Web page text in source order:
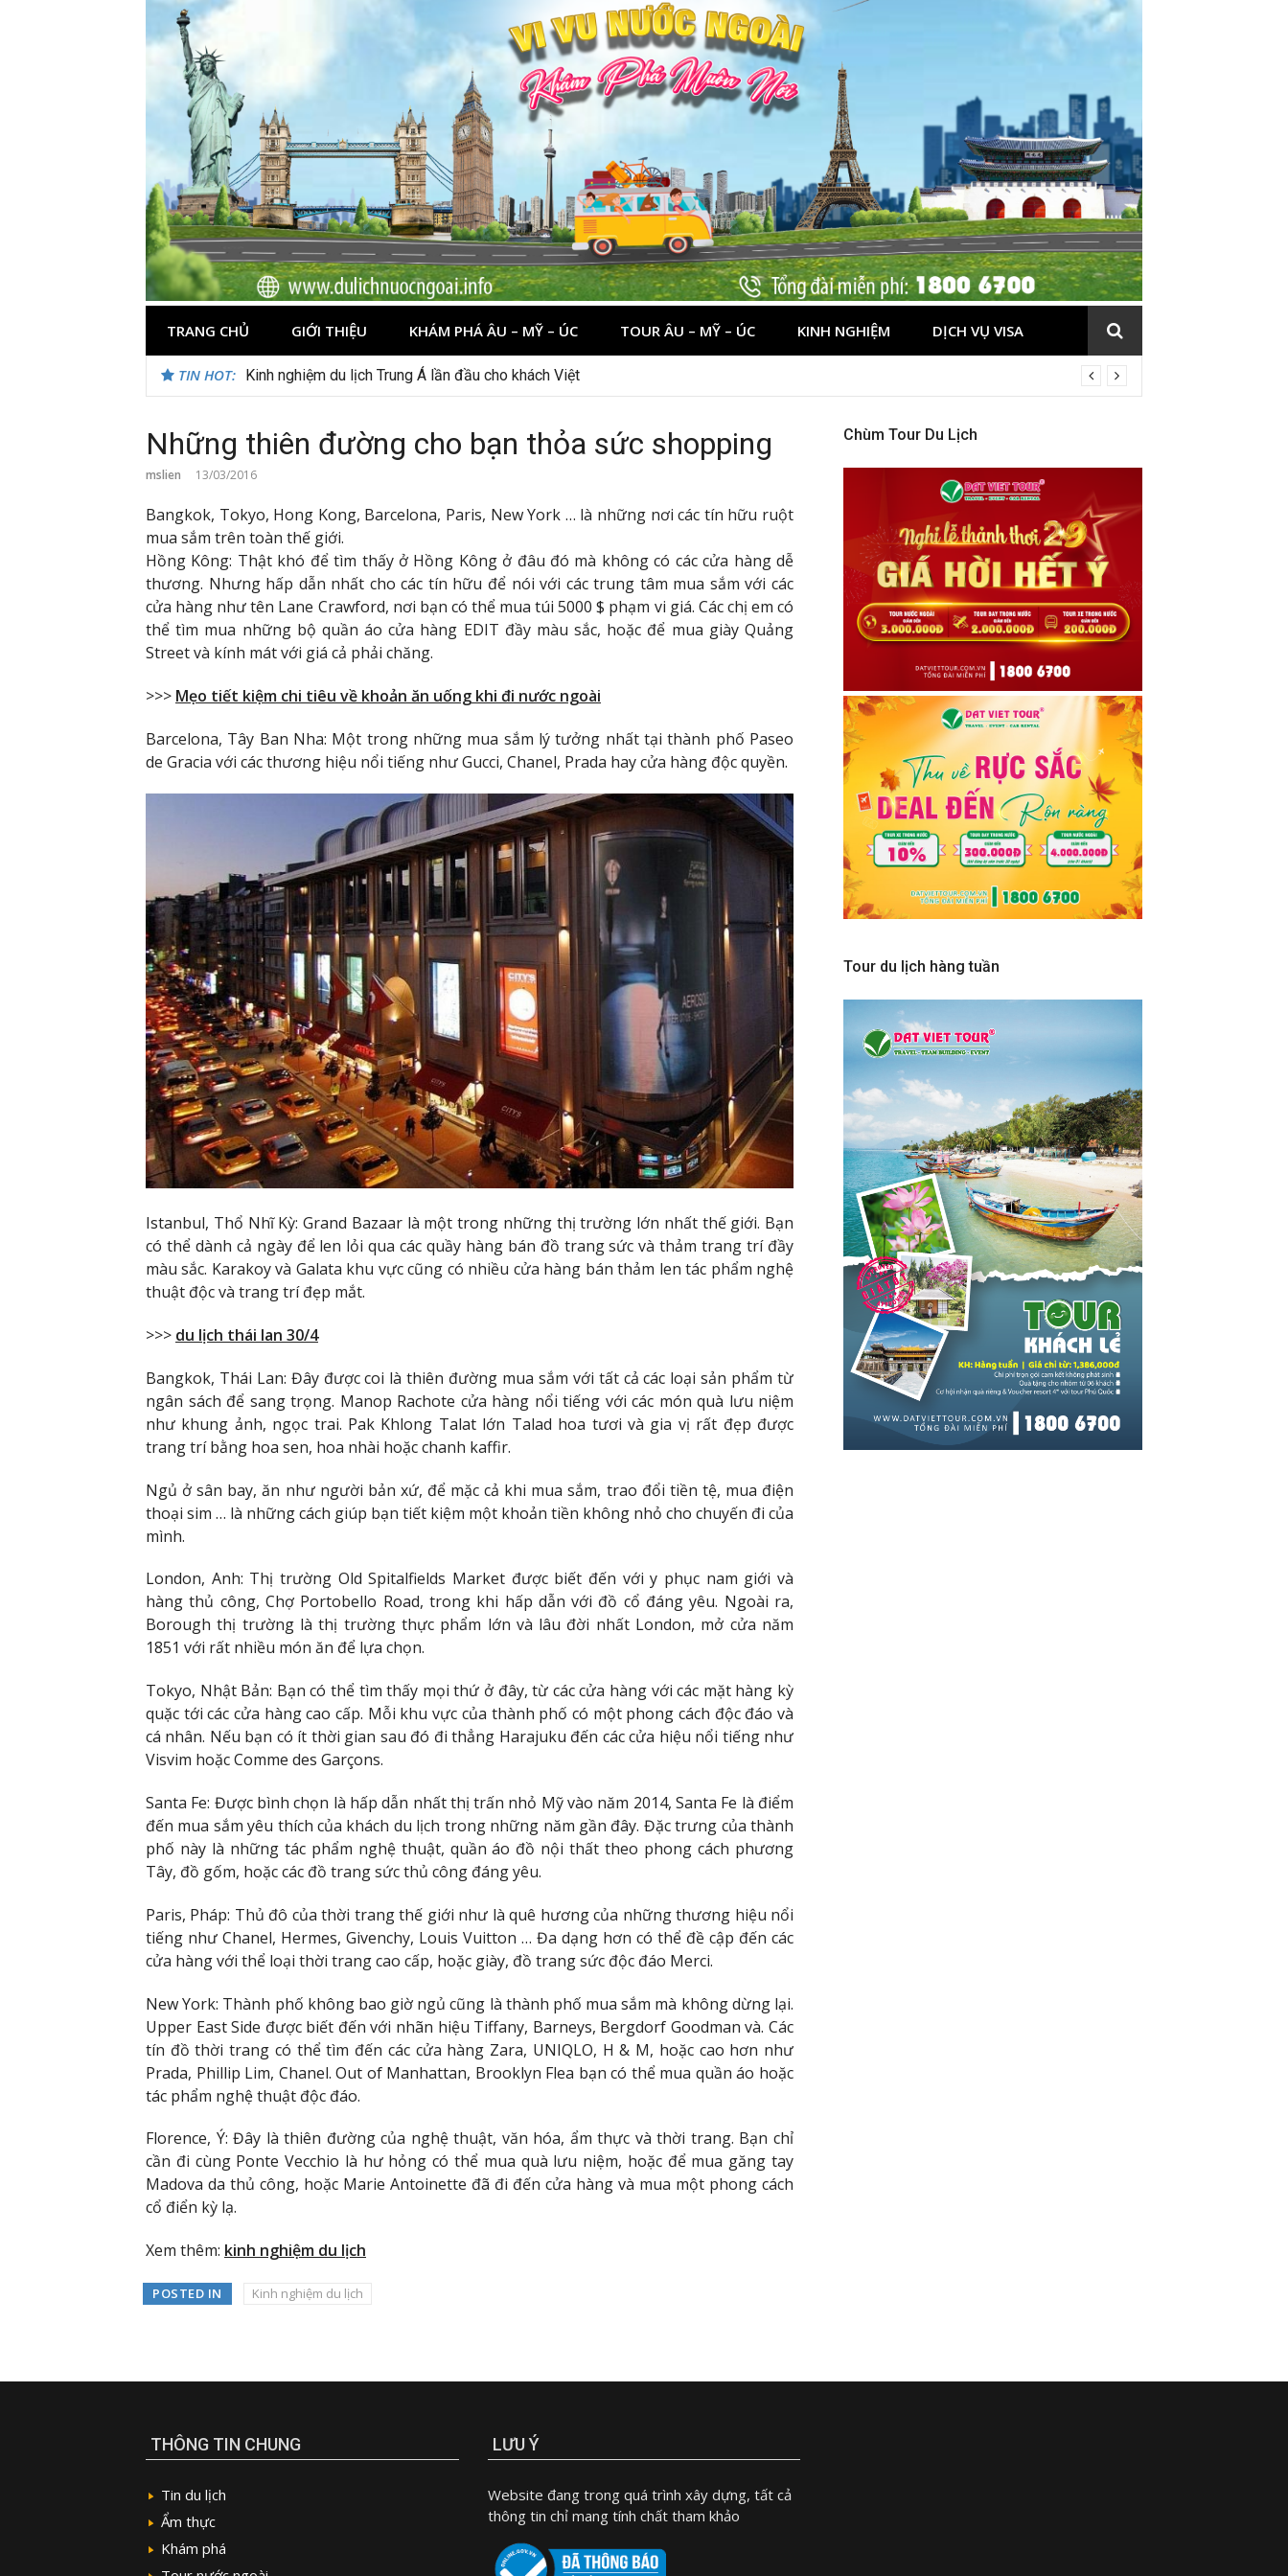
TRANG CHỦ GIỚI THIỆU KHÁM PHÁ ÂU – MỸ – ÚC TOUR ÂU – MỸ – ÚC KINH NGHIỆM DỊCH VỤ VISA
TIN HOT: Du lịch Maldives – Lần đầu nên đi đâu, chơi gì?
Những thiên đường cho bạn thỏa sức shopping
mslien 13/03/2016
Bangkok, Tokyo, Hong Kong, Barcelona, ​​Paris, New York … là những nơi các tín hữu ruột
mua sắm trên toàn thế giới.
Hồng Kông: Thật khó để tìm thấy ở Hồng Kông ở đâu đó mà không có các cửa hàng dễ
thương. Nhưng hấp dẫn nhất cho các tín hữu để nói với các trung tâm mua sắm với các
cửa hàng như tên Lane Crawford, nơi bạn có thể mua túi 5000 $ phạm vi giá. Các chị em có
thể tìm mua những bộ quần áo cửa hàng EDIT đầy màu sắc, hoặc để mua giày Quảng
Street và kính mát với giá cả phải chăng.
>>> Mẹo tiết kiệm chi tiêu về khoản ăn uống khi đi nước ngoài
Barcelona, ​​Tây Ban Nha: Một trong những mua sắm lý tưởng nhất tại thành phố Paseo
de Gracia với các thương hiệu nổi tiếng như Gucci, Chanel, Prada hay cửa hàng độc quyền.
Istanbul, Thổ Nhĩ Kỳ: Grand Bazaar là một trong những thị trường lớn nhất thế giới. Bạn
có thể dành cả ngày để len ​​lỏi qua các quầy hàng bán đồ trang sức và thảm trang trí đầy
màu sắc. Karakoy và Galata khu vực cũng có nhiều cửa hàng bán thảm len tác phẩm nghệ
thuật độc và trang trí đẹp mắt.
>>> du lịch thái lan 30/4
Bangkok, Thái Lan: Đây được coi là thiên đường mua sắm với tất cả các loại sản phẩm từ
ngân sách để sang trọng. Manop Rachote cửa hàng nổi tiếng với các món quà lưu niệm
như khung ảnh, ngọc trai. Pak Khlong Talat lớn Talad hoa tươi và gia vị rất đẹp được
trang trí bằng hoa sen, hoa nhài hoặc chanh kaffir.
Ngủ ở sân bay, ăn như người bản xứ, để mặc cả khi mua sắm, trao đổi tiền tệ, mua điện
thoại sim … là những cách giúp bạn tiết kiệm một khoản tiền không nhỏ cho chuyến đi của
mình.
London, Anh: Thị trường Old Spitalfields Market được biết đến với y phục nam giới và
hàng thủ công, Chợ Portobello Road, trong khi hấp dẫn với đồ cổ đáng yêu. Ngoài ra,
Borough thị trường là thị trường thực phẩm lớn và lâu đời nhất London, mở cửa năm
1851 với rất nhiều món ăn để lựa chọn.
Tokyo, Nhật Bản: Bạn có thể tìm thấy mọi thứ ở đây, từ các cửa hàng với các mặt hàng kỳ
quặc tới các cửa hàng cao cấp. Mỗi khu vực của thành phố có một phong cách độc đáo và
cá nhân. Nếu bạn có ít thời gian sau đó đi thẳng Harajuku đến các cửa hiệu nổi tiếng như
Visvim hoặc Comme des Garçons.
Santa Fe: Được bình chọn là hấp dẫn nhất thị trấn nhỏ Mỹ vào năm 2014, Santa Fe là điểm
đến mua sắm yêu thích của khách du lịch trong những năm gần đây. Đặc trưng của thành
phố này là những tác phẩm nghệ thuật, quần áo đồ nội thất theo phong cách phương
Tây, đồ gốm, hoặc các đồ trang sức thủ công đáng yêu.
Paris, Pháp: Thủ đô của thời trang thế giới như là quê hương của những thương hiệu nổi
tiếng như Chanel, Hermes, Givenchy, Louis Vuitton … Đa dạng hơn có thể đề cập đến các
cửa hàng với thể loại thời trang cao cấp, hoặc giày, đồ trang sức độc đáo Merci.
New York: Thành phố không bao giờ ngủ cũng là thành phố mua sắm mà không dừng lại.
Upper East Side được biết đến với nhãn hiệu Tiffany, Barneys, Bergdorf Goodman và. Các
tín đồ thời trang có thể tìm đến các cửa hàng Zara, UNIQLO, H & M, hoặc cao hơn như
Prada, Phillip Lim, Chanel. Out of Manhattan, Brooklyn Flea bạn có thể mua quần áo hoặc
tác phẩm nghệ thuật độc đáo.
Florence, Ý: Đây là thiên đường của nghệ thuật, văn hóa, ẩm thực và thời trang. Bạn chỉ
cần đi cùng Ponte Vecchio là hư hỏng có thể mua quà lưu niệm, hoặc để mua găng tay
Madova da thủ công, hoặc Marie Antoinette đã đi đến cửa hàng và mua một phong cách
cổ điển kỳ lạ.
Xem thêm: kinh nghiệm du lịch
POSTED IN Kinh nghiệm du lịch
Chùm Tour Du Lịch
Tour du lịch hàng tuần
THÔNG TIN CHUNG
Tin du lịch
Ẩm thực
Khám phá
LƯU Ý
Website đang trong quá trình xây dựng, tất cả
thông tin chỉ mang tính chất tham khảo